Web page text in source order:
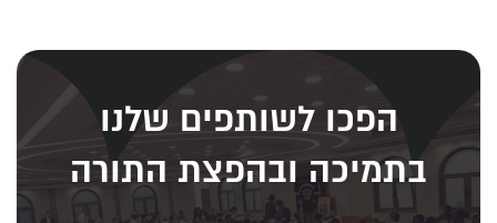
הפכו לשותפים שלנו
בתמיכה ובהפצת התורה